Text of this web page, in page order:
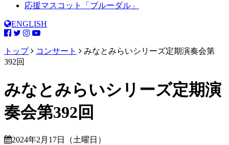
応援マスコット「ブルーダル」
ENGLISH
トップ コンサート
みなとみらいシリーズ定期演奏会第
392回
みなとみらいシリーズ定期演
奏会第392回
2024年2月17日（土曜日）